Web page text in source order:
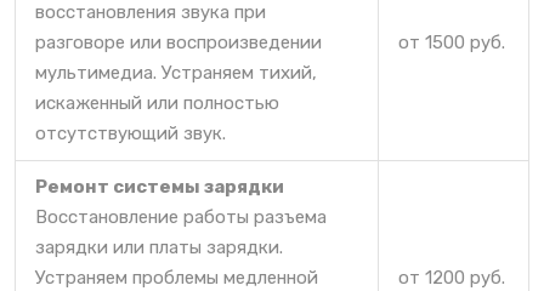
восстановления звука при
разговоре или воспроизведении
мультимедиа. Устраняем тихий,
искаженный или полностью
отсутствующий звук.
от 1500 руб.
Ремонт системы зарядки
Восстановление работы разъема
зарядки или платы зарядки.
Устраняем проблемы медленной
от 1200 руб.